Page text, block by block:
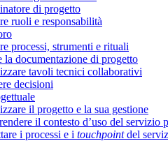
di progetto
ruoli e responsabilità
processi, strumenti e rituali
la documentazione di progetto
tavoli tecnici collaborativi
decisioni
il progetto e la sua gestione
il contesto d’uso del servizio
i processi e i touchpointdel